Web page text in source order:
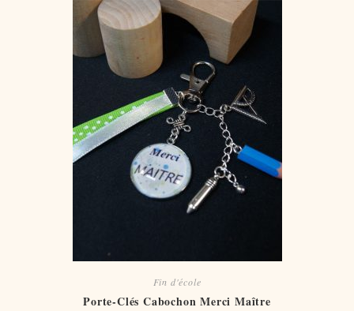
Fin d'école
Porte-Clés Cabochon Merci Maître